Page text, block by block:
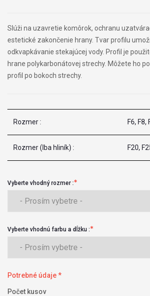
Slúži na uzavretie komôrok, ochranu
estetické zakončenie hrany. Tvar profilu
odkvapkávanie stekajúcej vody. Profil je
hrane polykarbonátovej strechy. Môžete ho
profil po bokoch strechy.
Rozmer : F6, F8,
Rozmer (Iba hliník) : F20,
Vyberte vhodný rozmer :
Vyberte vhodnú farbu a dĺžku :
Potrebné údaje *
Počet kusov